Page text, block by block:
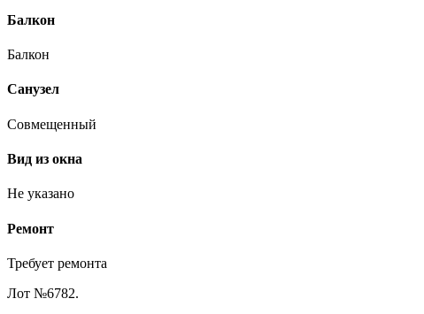
Балкон
Балкон
Санузел
Совмещенный
Вид из окна
Не указано
Ремонт
Требует ремонта
Лот №6782.